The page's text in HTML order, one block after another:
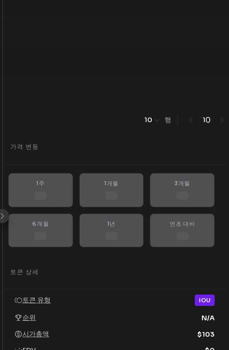
10 행 10
가격 변동
1주 1개월 3개월
6개월 1년 연초 대비
토큰 상세
토큰 유형 IOU
순위
N/A
시가총액
$103